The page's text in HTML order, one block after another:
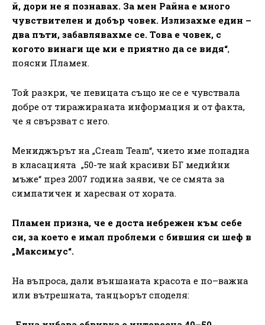
й, дори не я познавах. За мен Райна е много
чувствителен и добър човек. Излизахме един –
два пъти, забавлявахме се. Това е човек, с
когото винаги ще ми е приятно да се видя“,
поясни Пламен.
Той разкри, че певицата също не се е чувствала
добре от тиражираната информация и от факта,
че я свързват с него.
Мениджърът на „Cream Team“, чието име попадна
в класацията „50-те най красиви БГ медийни
мъже“ през 2007 година заяви, че се смята за
симпатичен и харесван от хората.
Пламен призна, че е доста небрежен към себе
си, за което е имал проблеми с бившия си шеф в
„Максимус“.
На въпроса, дали външаната красота е по–важна
или вътрешната, танцьорът споделя: